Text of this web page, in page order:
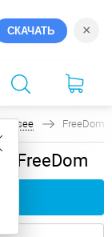
СКАЧАТЬ ×
Wellsee FreeDom
FreeDom